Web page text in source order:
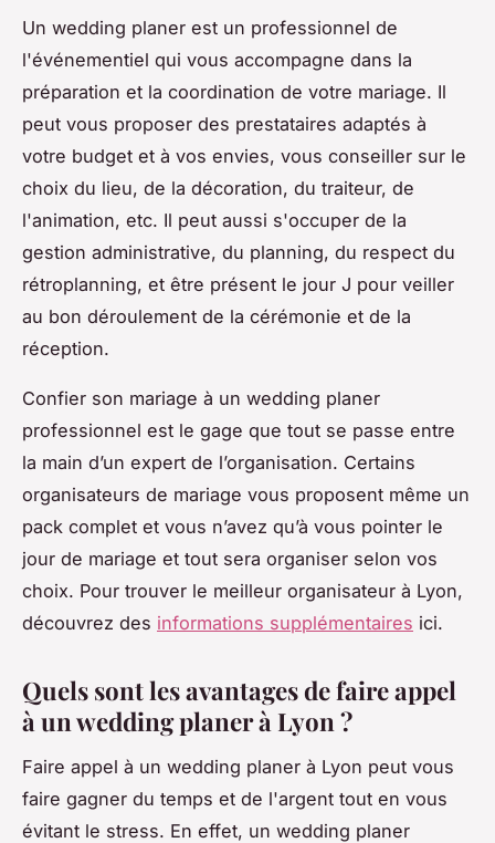
Un wedding planer est un professionnel de
l'événementiel qui vous accompagne dans la
préparation et la coordination de votre mariage. Il
peut vous proposer des prestataires adaptés à
votre budget et à vos envies, vous conseiller sur le
choix du lieu, de la décoration, du traiteur, de
l'animation, etc. Il peut aussi s'occuper de la
gestion administrative, du planning, du respect du
rétroplanning, et être présent le jour J pour veiller
au bon déroulement de la cérémonie et de la
réception.
Confier son mariage à un wedding planer
professionnel est le gage que tout se passe entre
la main d’un expert de l’organisation. Certains
organisateurs de mariage vous proposent même un
pack complet et vous n’avez qu’à vous pointer le
jour de mariage et tout sera organiser selon vos
choix. Pour trouver le meilleur organisateur à Lyon,
découvrez des informations supplémentaires ici.
Quels sont les avantages de faire appel
à un wedding planer à Lyon ?
Faire appel à un wedding planer à Lyon peut vous
faire gagner du temps et de l'argent tout en vous
évitant le stress. En effet, un wedding planer